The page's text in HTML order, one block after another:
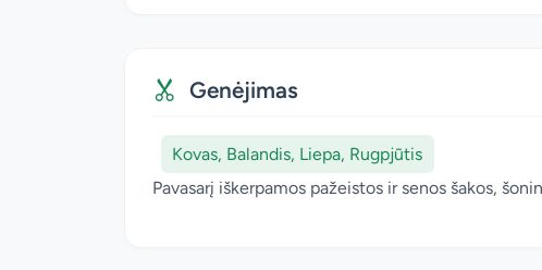
Genėjimas
Kovas, Balandis, Liepa, Rugpjūtis
Pavasarį iškerpamos pažeistos ir senos šakos,